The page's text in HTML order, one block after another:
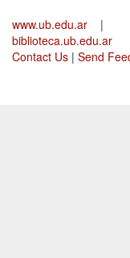
www.ub.edu.ar
|
biblioteca.ub.edu.ar
Contact Us | Send